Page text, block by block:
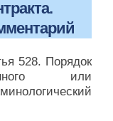
528. Порядок
или